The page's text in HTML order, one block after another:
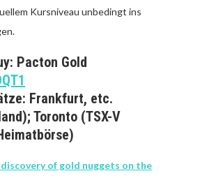
Kursniveau unbedingt ins
Pacton Gold
Frankfurt, etc.
Toronto (TSX-V
of gold nuggets on the